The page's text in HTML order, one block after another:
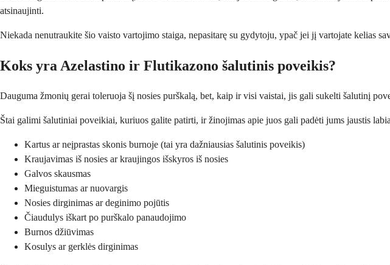
atsinaujinti.
Niekada nenutraukite šio vaisto vartojimo staiga, nepasitarę su gydytoju, ypač jei jį vartojate kelias
Koks yra Azelastino ir Flutikazono šalutinis poveikis?
Dauguma žmonių gerai toleruoja šį nosies purškalą, bet, kaip ir visi vaistai, jis gali sukelti šalutinį
Štai galimi šalutiniai poveikiai, kuriuos galite patirti, ir žinojimas apie juos gali padėti jums jaustis
Kartus ar neįprastas skonis burnoje (tai yra dažniausias šalutinis poveikis)
Kraujavimas iš nosies ar kraujingos išskyros iš nosies
Galvos skausmas
Mieguistumas ar nuovargis
Nosies dirginimas ar deginimo pojūtis
Čiaudulys iškart po purškalo panaudojimo
Burnos džiūvimas
Kosulys ar gerklės dirginimas